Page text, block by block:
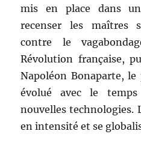
mis en place dans
recenser les maîtres
contre le
Révolution française,
Napoléon Bonaparte,
évolué avec le
nouvelles technologies.
en intensité et se